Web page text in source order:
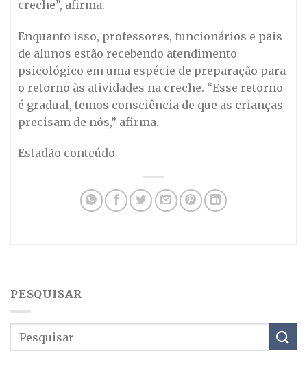
creche”, afirma.
Enquanto isso, professores, funcionários e pais
de alunos estão recebendo atendimento
psicológico em uma espécie de preparação para
o retorno às atividades na creche. “Esse retorno
é gradual, temos consciência de que as crianças
precisam de nós,” afirma.
Estadão conteúdo
PESQUISAR